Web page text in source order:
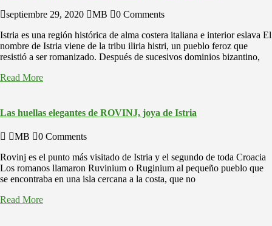
septiembre 29, 2020 MB
0 Comments
Istria es una región histórica de alma costera italiana e interior eslava El
nombre de Istria viene de la tribu iliria histri, un pueblo feroz que
resistió a ser romanizado. Después de sucesivos dominios bizantino,
Read More
Las huellas elegantes de ROVINJ, joya de Istria
MB
0 Comments
Rovinj es el punto más visitado de Istria y el segundo de toda Croacia
Los romanos llamaron Ruvinium o Ruginium al pequeño pueblo que
se encontraba en una isla cercana a la costa, que no
Read More